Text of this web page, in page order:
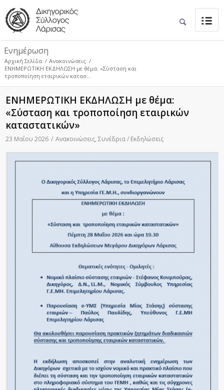
Ενημέρωση
Αρχική Σελίδα / Ανακοινώσεις /
ΕΝΗΜΕΡΩΤΙΚΗ ΕΚΔΗΛΩΣΗ με θέμα: «Σύσταση και
τροποποίηση εταιρικών κατασ...
ΕΝΗΜΕΡΩΤΙΚΗ ΕΚΔΗΛΩΣΗ με θέμα:
«Σύσταση και τροποποίηση εταιρικών
καταστατικών»
23 Μαΐου 2026 / Ανακοινώσεις,Συνέδρια / Εκδηλώσεις